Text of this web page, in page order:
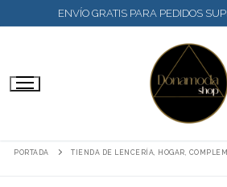
ENVÍO GRATIS PARA PEDIDOS
PORTADA TIENDA DE LENCERÍA, HOGAR,